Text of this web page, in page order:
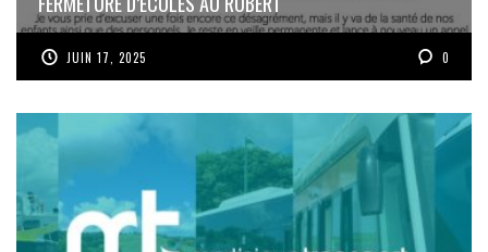
JUIN 17, 2025 0